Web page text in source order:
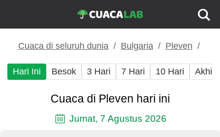
Cuaca di seluruh dunia Bulgaria Pleven
Hari Ini Besok 3 Hari 7 Hari 10 Hari Akhir
Cuaca di Pleven hari ini
Jumat, 7 Agustus 2026